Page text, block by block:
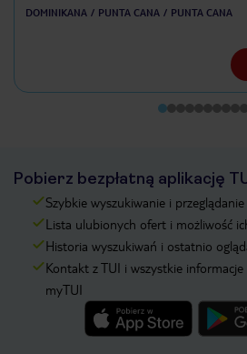
DOMINIKANA PUNTA CANA PUNTA CANA
Pobierz bezpłatną aplikację
Szybkie wyszukiwanie i
Lista ulubionych ofert i możliwość
Historia wyszukiwań i ostatnio
Kontakt z TUI i wszystkie informacje
myTUI